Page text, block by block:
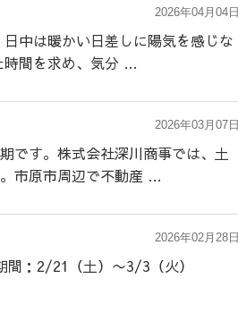
2026年04月04日
中は暖かい日差しに陽気を感じな
時間を求め、気分 …
2026年03月07日
です。株式会社深川商事では、土
市原市周辺で不動産 …
2026年02月28日
間：2/21（土）〜3/3（火）